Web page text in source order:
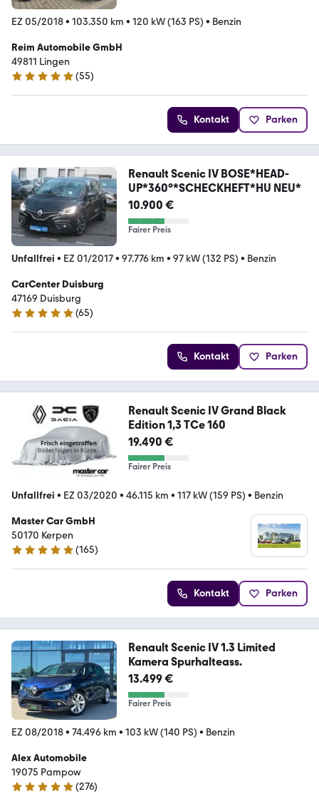
EZ 05/2018• 103.350 km • 120 kW (163 PS) • Benzin
Reim Automobile GmbH
49811 Lingen
4.9 Sterne
(55)
Kontakt Parken
Renault Scenic IV BOSE*HEAD-
UP*360°*SCHECKHEFT*HU NEU*
10.900 €
Fairer Preis
Unfallfrei • EZ 01/2017• 97.776 km • 97 kW (132 PS) • Benzin
CarCenter Duisburg
47169 Duisburg
5 Sterne
(65)
Kontakt Parken
Renault Scenic IV Grand Black
Edition 1,3 TCe 160
19.490 €
Fairer Preis
Unfallfrei • EZ 03/2020 • 46.115 km • 117 kW (159 PS) • Benzin
Master Car GmbH
50170 Kerpen
4.9 Sterne
(165)
Kontakt Parken
Renault Scenic IV 1.3 Limited
Kamera Spurhalteass.
13.499 €
Fairer Preis
EZ 08/2018• 74.496 km • 103 kW (140 PS) • Benzin
Alex Automobile
19075 Pampow
5 Sterne
(276)